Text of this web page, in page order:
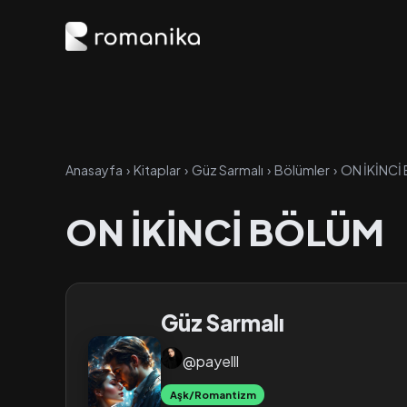
Anasayfa › Kitaplar › Güz Sarmalı › Bölümler › ON İKİNCİ
ON İKİNCİ BÖLÜM
Güz Sarmalı
@payelll
Aşk/Romantizm